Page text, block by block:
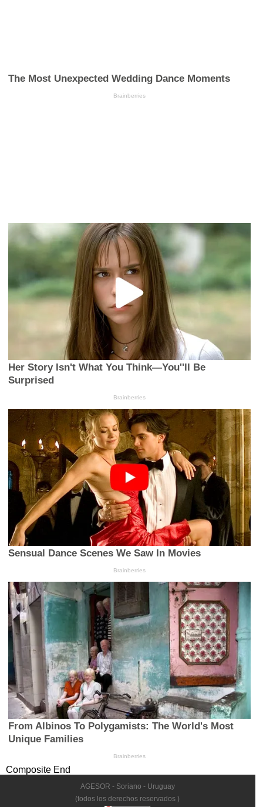
Composite End
AGESOR - Soriano - Uruguay
(todos los derechos reservados )